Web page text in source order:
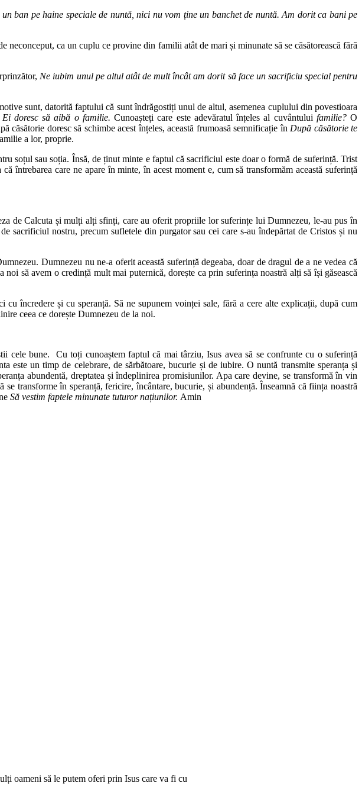
ban pe haine speciale de nuntă, nici nu vom ține un banchet de nuntă. Am dorit ca bani pe
neconceput, ca un cuplu ce provine din familii atât de mari și minunate să se căsătorească fără
Ne iubim unul pe altul atât de mult încât am dorit să face un sacrificiu special pentru
sunt, datorită faptului că sunt îndrăgostiți unul de altul, asemenea cuplului din povestioara
Ei doresc să aibă o familie. Cunoașteți care este adevăratul înțeles al cuvântului familie?O
căsătorie doresc să schimbe acest înțeles, această frumoasă semnificație în După căsătorie te
a lor, proprie.
soțul sau soția. Însă, de ținut minte e faptul că sacrificiul este doar o formă de suferință. Trist
întrebarea care ne apare în minte, în acest moment e, cum să transformăm această suferință
de Calcuta și mulți alți sfinți, care au oferit propriile lor suferințe lui Dumnezeu, le-au pus în
sacrificiul nostru, precum sufletele din purgator sau cei care s-au îndepărtat de Cristos și nu
Dumnezeu nu ne-a oferit această suferință degeaba, doar de dragul de a ne vedea că
să avem o credință mult mai puternică, dorește ca prin suferința noastră alți să își găsească
încredere și cu speranță. Să ne supunem voinței sale, fără a cere alte explicații, după cum
ceea ce dorește Dumnezeu de la noi.
cele bune. Cu toți cunoaștem faptul că mai târziu, Isus avea să se confrunte cu o suferință
este un timp de celebrare, de sărbătoare, bucurie și de iubire. O nuntă transmite speranța și
abundentă, dreptatea și îndeplinirea promisiunilor. Apa care devine, se transformă în vin
transforme în speranță, fericire, încântare, bucurie, și abundență. Înseamnă că ființa noastră
Să vestim faptele minunate tuturor națiunilor. Amin
oameni să le putem oferi prin Isus care va fi cu